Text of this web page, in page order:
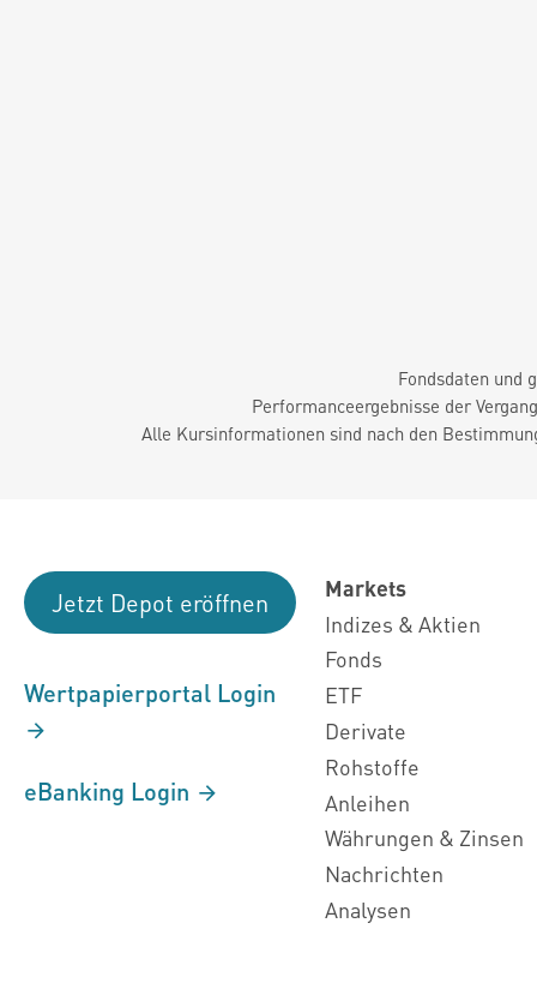
Fondsdaten und
Performanceergebnisse der
Alle Kursinformationen sind nach den
Jetzt Depot eröffnen
Wertpapierportal Login
eBanking Login
Markets
Indizes & Aktien
Fonds
ETF
Derivate
Rohstoffe
Anleihen
Währungen & Zinsen
Nachrichten
Analysen